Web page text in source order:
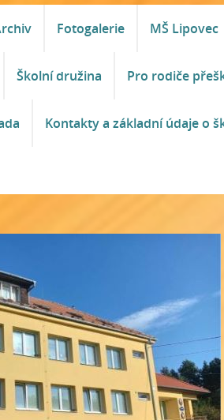
Fotogalerie MŠ Lipovec
Školní družina Pro rodiče
Kontakty a základní údaje o